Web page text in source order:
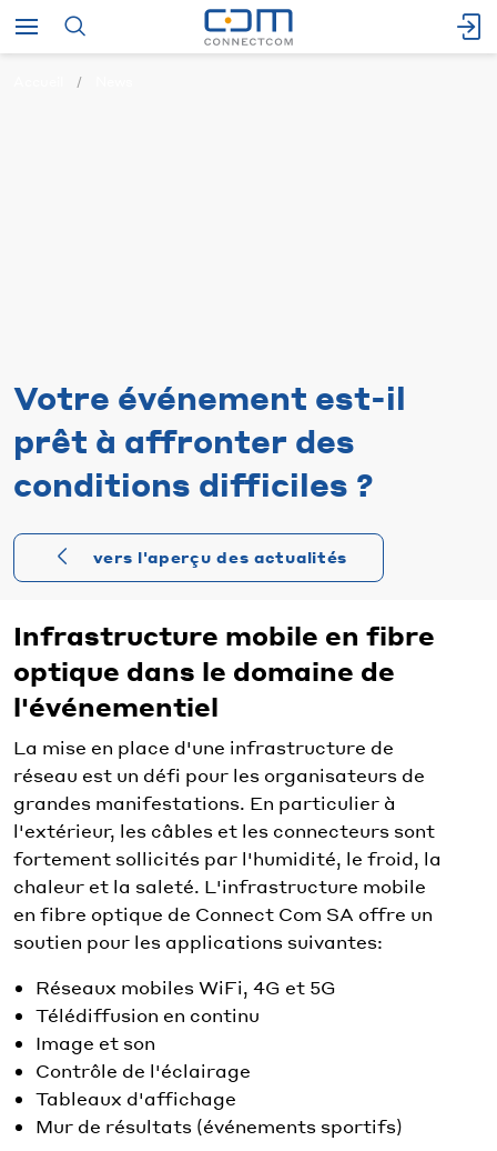
Votre événement est-il
prêt à affronter des
conditions difficiles ?
vers l'aperçu des actualités
Infrastructure mobile en fibre
optique dans le domaine de
l'événementiel
La mise en place d'une infrastructure de
réseau est un défi pour les organisateurs de
grandes manifestations. En particulier à
l'extérieur, les câbles et les connecteurs sont
fortement sollicités par l'humidité, le froid, la
chaleur et la saleté. L'infrastructure mobile
en fibre optique de Connect Com SA offre un
soutien pour les applications suivantes:
Réseaux mobiles WiFi, 4G et 5G
Télédiffusion en continu
Image et son
Contrôle de l'éclairage
Tableaux d'affichage
Mur de résultats (événements sportifs)